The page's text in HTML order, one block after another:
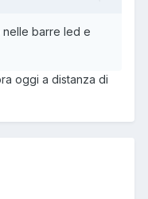
nelle barre led e
oggi a distanza di